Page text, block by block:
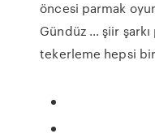
öncesi parmak
Gündüz … şiir
tekerleme hepsi